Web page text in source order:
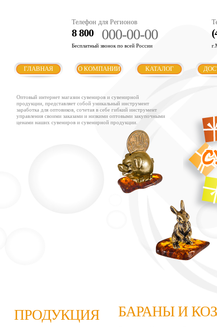
Телефон для Регионов
8 800 000-00-00
Бесплатный звонок по всей России
ГЛАВНАЯ О КОМПАНИИ КАТАЛОГ
Оптовый интернет магазин сувениров и сувенирной
продукции, представляет собой уникальный инструмент
заработка для оптовиков, сочетая в себе гибкий инструмент
управления своими заказами и низкими оптовыми закупочными
ценами наших сувениров и сувенирной продукции.
ПРОДУКЦИЯ БАРАНЫ И